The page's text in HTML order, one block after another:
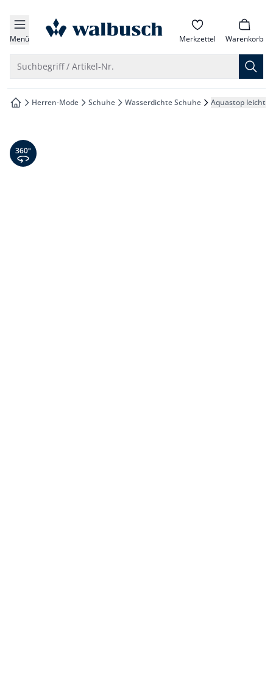
springen
springen
springen
springen
Menü zur Startseite Merkzettel Warenkorb
Suchbegriff / Artikel-Nr.
zur Startseite
Herren-Mode Schuhe Wasserdichte Schuhe Aquastop leicht-
360° Ansicht